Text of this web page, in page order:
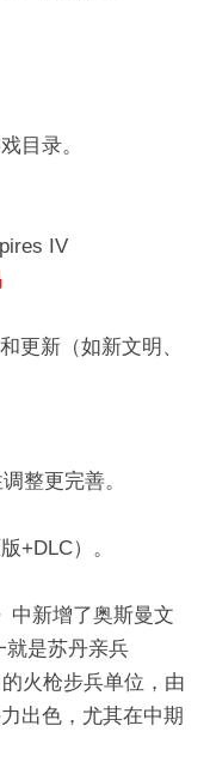
目录。
IV
更新（如新文明、
整更完善。
+DLC）。
中新增了‌奥斯曼文
就是‌苏丹亲兵
火枪步兵单位，由
出色，尤其在中期